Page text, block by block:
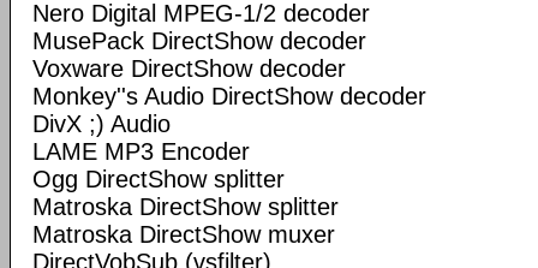
Nero Digital MPEG-1/2 decoder
MusePack DirectShow decoder
Voxware DirectShow decoder
Monkey''s Audio DirectShow decoder
DivX ;) Audio
LAME MP3 Encoder
Ogg DirectShow splitter
Matroska DirectShow splitter
Matroska DirectShow muxer
DirectVobSub (vsfilter)